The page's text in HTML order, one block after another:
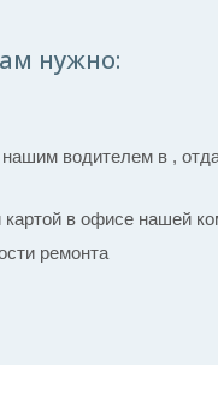
нужно:
водителем в ,
в офисе нашей
ремонта